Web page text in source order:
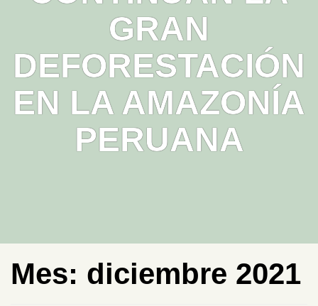
GRAN
DEFORESTACIÓN
EN LA AMAZONÍA
PERUANA
Mes: diciembre 2021